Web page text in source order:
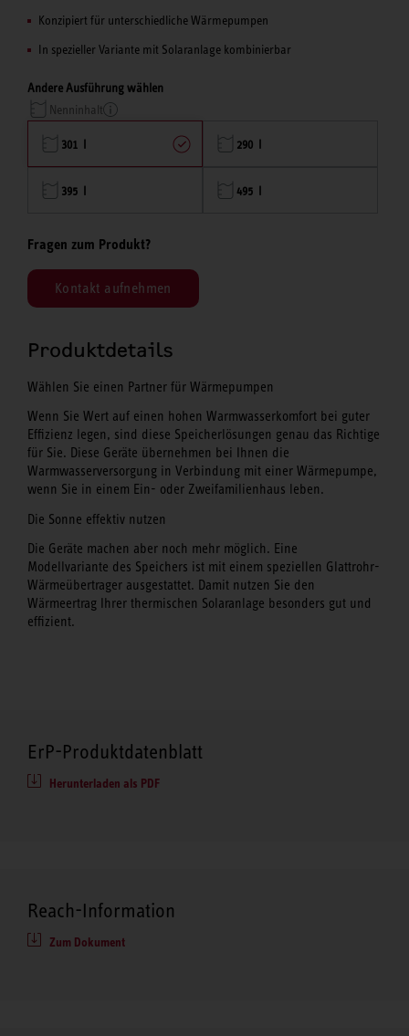
Konzipiert für unterschiedliche Wärmepumpen
In spezieller Variante mit Solaranlage kombinierbar
Andere Ausführung wählen
Nenninhalt
301 l 290 l
395 l 495 l
Fragen zum Produkt?
Kontakt aufnehmen
Produktdetails
Wählen Sie einen Partner für Wärmepumpen
Wenn Sie Wert auf einen hohen Warmwasserkomfort bei guter
Effizienz legen, sind diese Speicherlösungen genau das Richtige
für Sie. Diese Geräte übernehmen bei Ihnen die
Warmwasserversorgung in Verbindung mit einer Wärmepumpe,
wenn Sie in einem Ein- oder Zweifamilienhaus leben.
Die Sonne effektiv nutzen
Die Geräte machen aber noch mehr möglich. Eine
Modellvariante des Speichers ist mit einem speziellen Glattrohr-
Wärmeübertrager ausgestattet. Damit nutzen Sie den
Wärmeertrag Ihrer thermischen Solaranlage besonders gut und
effizient.
ErP-Produktdatenblatt
Herunterladen als PDF
Reach-Information
Zum Dokument